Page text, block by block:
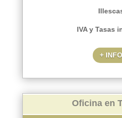
IVA y Tasas
+ INFO
Oficina en